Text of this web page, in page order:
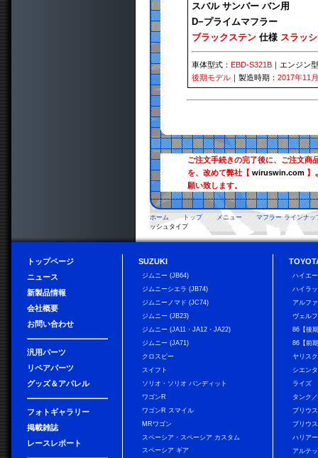
スバル サンバー バン用
D−プライムマフラー
ブラックステン仕様 スラッ
車体型式： EBD-S321B｜エンジン
後期モデル｜製造時期： 2017年11
ご注文手続きの完了後に、ご注文商
を、改めて弊社【 wiruswin.com】
願い致します。
ホーム トップ メニュー
マフラー ラインナッ
ッシュタイプ
トップページ
ニュース
新製品情報
会社概要
お問い合わせ
汎用パーツ
リペアパーツ
グッズ＆アパレル
フォトギャラリー
掲載雑誌
レースレポート
SUZUKI
ジムニー (JB64)
ジムニーシエラ (JB74)
ジムニーノマド (JC74)
ジムニー (JB23)
ジムニー (JA11・JA12・JA22)
ジムニー (JA71)
クロスビー
スイフト
ソリオ・ソリオ バンディット
ワゴンR
ワゴンR スマイル
MRワゴン
スペーシア・スペーシア カスタム
スペーシア ギア
ハイエ
ハイラ
アルフ
ヴェル
86【後
86【前
ヤリス
シエンタ
ライズ
タンク
プリウス
プリウ
ハリアー
アルテ